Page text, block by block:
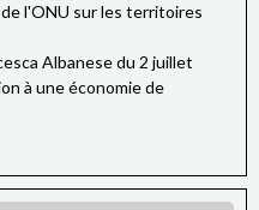
l'ONU sur les territoires
Albanese du 2 juillet
à une économie de